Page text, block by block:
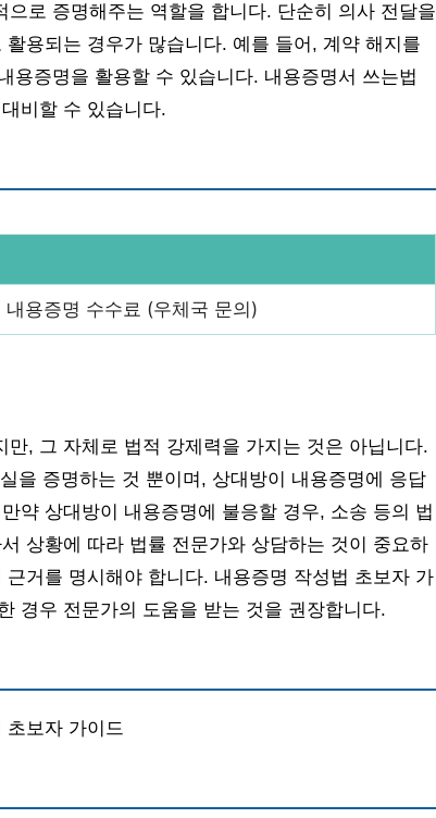
로 증명해주는 역할을 합니다. 단순히 의사 전달을
용되는 경우가 많습니다. 예를 들어, 계약 해지를
용증명을 활용할 수 있습니다. 내용증명서 쓰는법
비할 수 있습니다.
내용증명 수수료 (우체국 문의)
, 그 자체로 법적 강제력을 가지는 것은 아닙니다.
을 증명하는 것 뿐이며, 상대방이 내용증명에 응답
약 상대방이 내용증명에 불응할 경우, 소송 등의 법
상황에 따라 법률 전문가와 상담하는 것이 중요하
거를 명시해야 합니다. 내용증명 작성법 초보자 가
경우 전문가의 도움을 받는 것을 권장합니다.
초보자 가이드